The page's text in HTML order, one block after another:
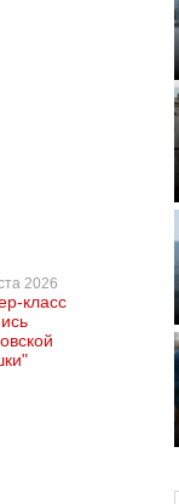
2026
класс